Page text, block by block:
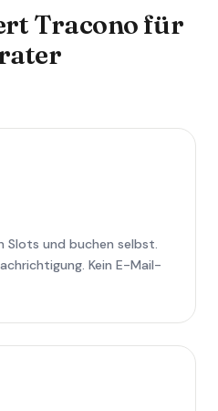
Tracono für
Slots und buchen selbst.
Kein E-Mail-